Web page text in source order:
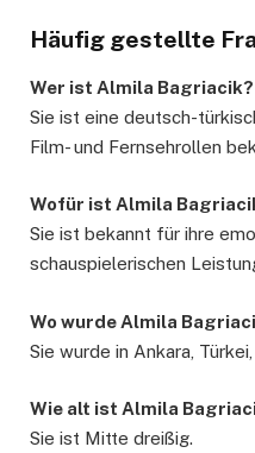
Häufig gestellte
Wer ist Almila Bagriacik?
Sie ist eine deutsch-
Film- und Fernsehrollen
Wofür ist Almila
Sie ist bekannt für ihre
schauspielerischen
Wo wurde Almila
Sie wurde in Ankara,
Wie alt ist Almila
Sie ist Mitte dreißig.